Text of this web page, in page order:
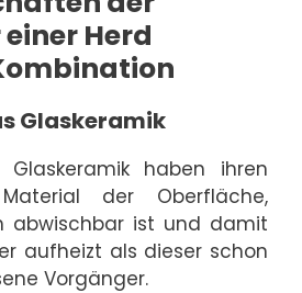
Herd
Glaskeramik
haben ihren
der Oberfläche,
abwischbar ist und damit
aufheizt als dieser schon
Vorgänger.